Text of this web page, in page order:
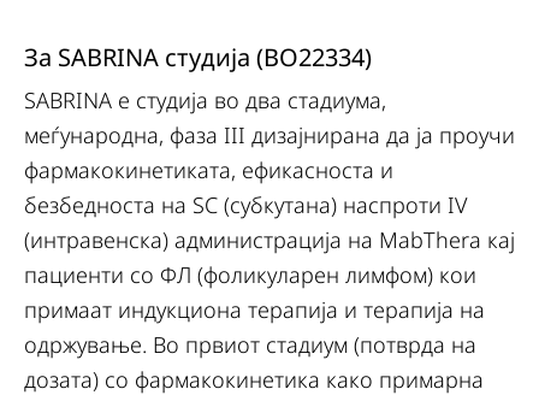
За SABRINA студија (BO22334)
SABRINA е студија во два стадиума,
меѓународна, фаза III дизајнирана да ја проучи
фармакокинетиката, ефикасноста и
безбедноста на SC (субкутана) наспроти IV
(интравенска) администрација на MabThera кај
пациенти со ФЛ (фоликуларен лимфом) кои
примаат индукциона терапија и терапија на
одржување. Во првиот стадиум (потврда на
дозата) со фармакокинетика како примарна